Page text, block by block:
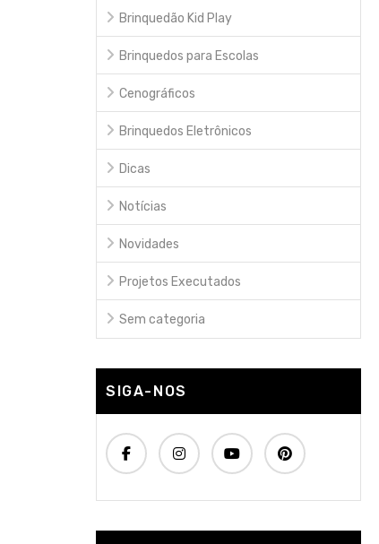
Brinquedão Kid Play
Brinquedos para Escolas
Cenográficos
Brinquedos Eletrônicos
Dicas
Notícias
Novidades
Projetos Executados
Sem categoria
SIGA-NOS